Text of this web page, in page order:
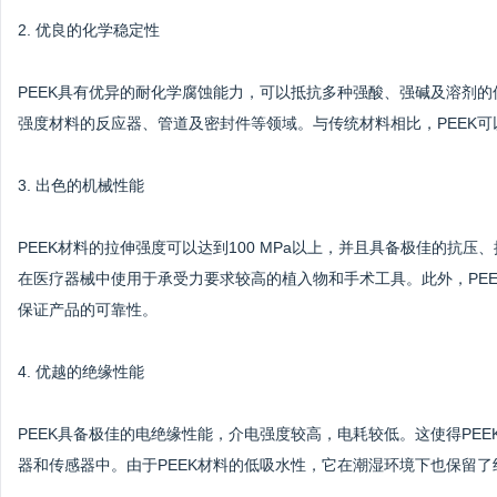
2. 优良的化学稳定性
PEEK具有优异的耐化学腐蚀能力，可以抵抗多种强酸、强碱及溶剂
强度材料的反应器、管道及密封件等领域。与传统材料相比，PEEK
3. 出色的机械性能
PEEK材料的拉伸强度可以达到100 MPa以上，并且具备极佳的抗压
在医疗器械中使用于承受力要求较高的植入物和手术工具。此外，
保证产品的可靠性。
4. 优越的绝缘性能
PEEK具备极佳的电绝缘性能，介电强度较高，电耗较低。这使得
器和传感器中。由于PEEK材料的低吸水性，它在潮湿环境下也保留